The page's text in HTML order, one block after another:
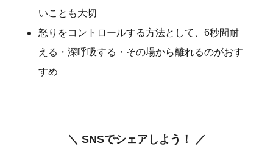
いことも大切
怒りをコントロールする方法として、6秒間耐
える・深呼吸する・その場から離れるのがおす
すめ
＼ SNSでシェアしよう！ ／